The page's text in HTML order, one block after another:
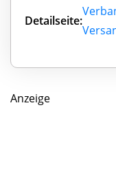
Detailseite:
Anzeige